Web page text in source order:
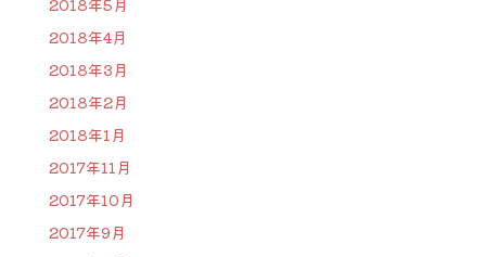
2018年5月
2018年4月
2018年3月
2018年2月
2018年1月
2017年11月
2017年10月
2017年9月